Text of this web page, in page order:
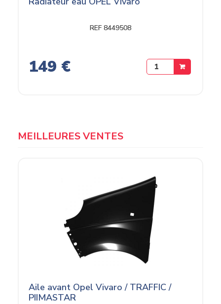
MEILLEURES VENTES
Aile avant Opel Vivaro / TRAFFIC /
PIIMASTAR
REF 8449508
149 €